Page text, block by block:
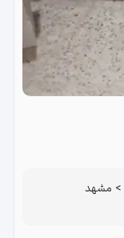
> مشهد